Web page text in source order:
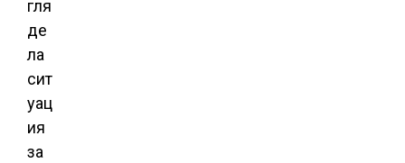
гля
де
ла
сит
уац
ия
за